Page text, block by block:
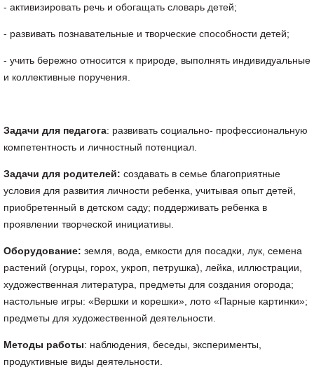
- активизировать речь и обогащать словарь детей;
- развивать познавательные и творческие способности детей;
- учить бережно относится к природе, выполнять индивидуальные
и коллективные поручения.
Задачи для педагога: развивать социально- профессиональную
компетентность и личностный потенциал.
Задачи для родителей: создавать в семье благоприятные
условия для развития личности ребенка, учитывая опыт детей,
приобретенный в детском саду; поддерживать ребенка в
проявлении творческой инициативы.
Оборудование: земля, вода, емкости для посадки, лук, семена
растений (огурцы, горох, укроп, петрушка), лейка, иллюстрации,
художественная литература, предметы для создания огорода;
настольные игры: «Вершки и корешки», лото «Парные картинки»;
предметы для художественной деятельности.
Методы работы: наблюдения, беседы, эксперименты,
продуктивные виды деятельности.